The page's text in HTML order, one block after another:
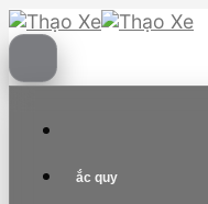
Skip
to
content
ắc quy